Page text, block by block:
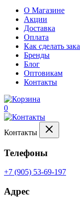
О Магазине
Акции
Доставка
Оплата
Как сделать
Бренды
Блог
Оптовикам
Контакты
0
Контакты
Телефоны
+7 (905) 53-69-197
Адрес